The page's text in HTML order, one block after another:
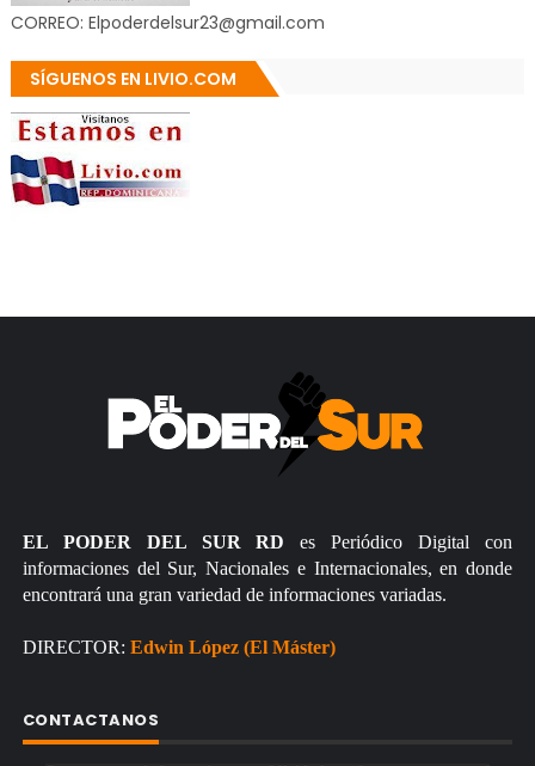
CORREO: Elpoderdelsur23@gmail.com
SÍGUENOS EN LIVIO.COM
EL PODER DEL SUR RD es Periódico Digital con
informaciones del Sur, Nacionales e Internacionales, en donde
encontrará una gran variedad de informaciones variadas.
DIRECTOR: Edwin López (El Máster)
CONTACTANOS